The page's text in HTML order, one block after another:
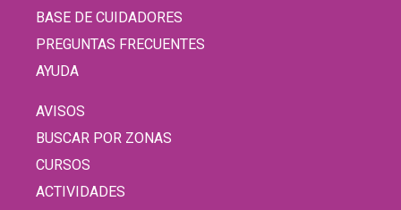
BASE DE CUIDADORES
PREGUNTAS FRECUENTES
AYUDA
AVISOS
BUSCAR POR ZONAS
CURSOS
ACTIVIDADES